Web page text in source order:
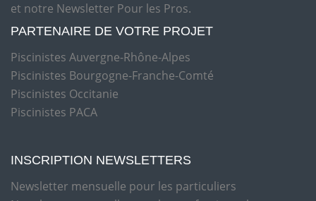
et notre Newsletter Pour les Pros.
PARTENAIRE DE VOTRE PROJET
Piscinistes Auvergne-Rhône-Alpes
Piscinistes Bourgogne-Franche-Comté
Piscinistes Occitanie
Piscinistes PACA
INSCRIPTION NEWSLETTERS
Newsletter mensuelle pour les particuliers